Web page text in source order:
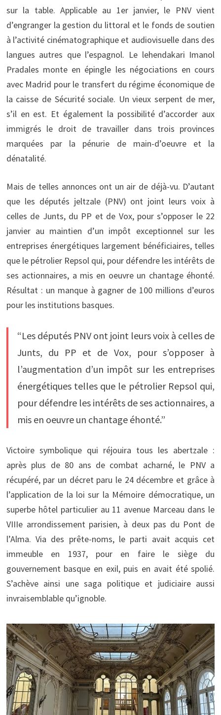
sur la table. Applicable au 1er janvier, le PNV vient
d’engranger la gestion du littoral et le fonds de soutien
à l’activité cinématographique et audiovisuelle dans des
langues autres que l’espagnol. Le lehendakari Imanol
Pradales monte en épingle les négociations en cours
avec Madrid pour le transfert du régime économique de
la caisse de Sécurité sociale. Un vieux serpent de mer,
s’il en est. Et également la possibilité d’accorder aux
immigrés le droit de travailler dans trois provinces
marquées par la pénurie de main-d’oeuvre et la
dénatalité.
Mais de telles annonces ont un air de déjà-vu. D’autant
que les députés jeltzale (PNV) ont joint leurs voix à
celles de Junts, du PP et de Vox, pour s’opposer le 22
janvier au maintien d’un impôt exceptionnel sur les
entreprises énergétiques largement bénéficiaires, telles
que le pétrolier Repsol qui, pour défendre les intérêts de
ses actionnaires, a mis en oeuvre un chantage éhonté.
Résultat : un manque à gagner de 100 millions d’euros
pour les institutions basques.
“Les députés PNV ont joint leurs voix à celles de
Junts, du PP et de Vox, pour s’opposer à
l’augmentation d’un impôt sur les entreprises
énergétiques telles que le pétrolier Repsol qui,
pour défendre les intérêts de ses actionnaires, a
mis en oeuvre un chantage éhonté.”
Victoire symbolique qui réjouira tous les abertzale :
après plus de 80 ans de combat acharné, le PNV a
récupéré, par un décret paru le 24 décembre et grâce à
l’application de la loi sur la Mémoire démocratique, un
superbe hôtel particulier au 11 avenue Marceau dans le
VIIIe arrondissement parisien, à deux pas du Pont de
l’Alma. Via des prête-noms, le parti avait acquis cet
immeuble en 1937, pour en faire le siège du
gouvernement basque en exil, puis en avait été spolié.
S’achève ainsi une saga politique et judiciaire aussi
invraisemblable qu’ignoble.